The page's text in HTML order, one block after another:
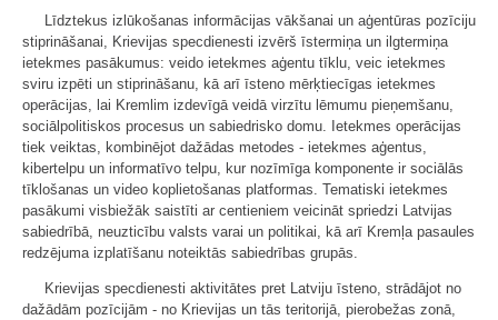
Līdztekus izlūkošanas informācijas vākšanai un aģentūras pozīciju
stiprināšanai, Krievijas specdienesti izvērš īstermiņa un ilgtermiņa
ietekmes pasākumus: veido ietekmes aģentu tīklu, veic ietekmes
sviru izpēti un stiprināšanu, kā arī īsteno mērķtiecīgas ietekmes
operācijas, lai Kremlim izdevīgā veidā virzītu lēmumu pieņemšanu,
sociālpolitiskos procesus un sabiedrisko domu. Ietekmes operācijas
tiek veiktas, kombinējot dažādas metodes - ietekmes aģentus,
kibertelpu un informatīvo telpu, kur nozīmīga komponente ir sociālās
tīklošanas un video koplietošanas platformas. Tematiski ietekmes
pasākumi visbiežāk saistīti ar centieniem veicināt spriedzi Latvijas
sabiedrībā, neuzticību valsts varai un politikai, kā arī Kremļa pasaules
redzējuma izplatīšanu noteiktās sabiedrības grupās.
Krievijas specdienesti aktivitātes pret Latviju īsteno, strādājot no
dažādām pozīcijām - no Krievijas un tās teritorijā, pierobežas zonā,